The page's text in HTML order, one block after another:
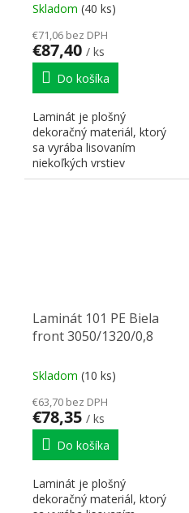
Skladom (40 ks)
€71,06 bez DPH
€87,40 / ks
Do košíka
Laminát je plošný
dekoračný materiál, ktorý
sa vyrába lisovaním
niekoľkých vrstiev
jadrového a dekoračného
Laminát 101 PE Biela
front 3050/1320/0,8
Skladom (10 ks)
€63,70 bez DPH
€78,35 / ks
Do košíka
Laminát je plošný
dekoračný materiál, ktorý